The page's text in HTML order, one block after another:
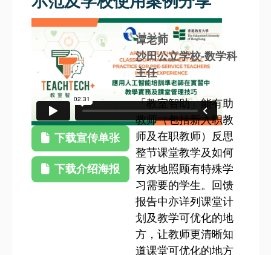
下载宣传单张
下载介绍海报
谭老师
沙田公立学校-数学科
主任
「教室智助」能有助
教师（包括新入职教
师及在职教师）反思
整节课堂教学及如何
有效地照顾有特殊学
习需要的学生。回馈
报告中亦详列课堂计
划及教学可优化的地
方，让教师更清晰知
道课堂可优化的地方